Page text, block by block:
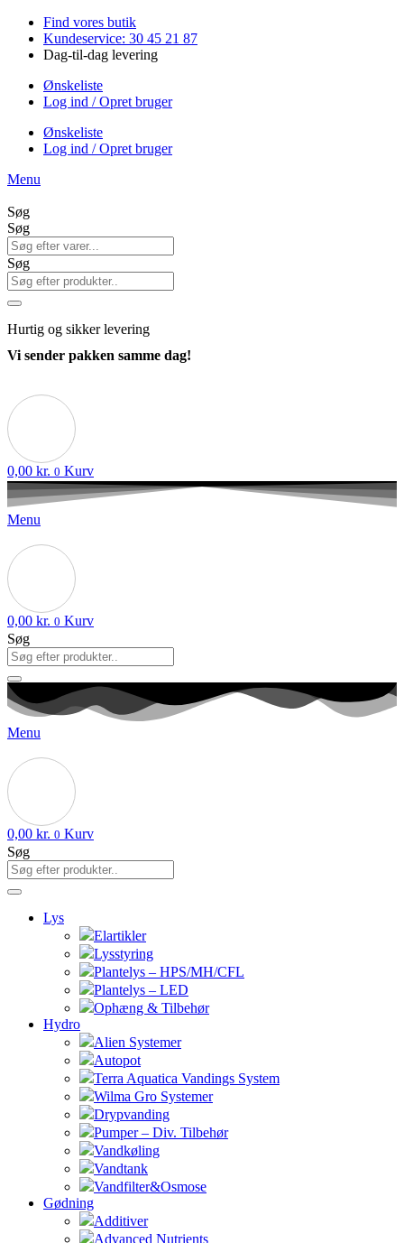
Videre
indhold
Find vores butik
Kundeservice: 30 45 21 87
Dag-til-dag levering
Ønskeliste
Log ind / Opret bruger
Ønskeliste
Log ind / Opret bruger
Menu
Søg
Søg
Søg
Hurtig og sikker levering
Vi sender pakken samme dag!
0,00 kr. 0 Kurv
Menu
0,00 kr. 0 Kurv
Søg
Menu
0,00 kr. 0 Kurv
Søg
Lys
Elartikler
Lysstyring
Plantelys – HPS/MH/CFL
Plantelys – LED
Ophæng & Tilbehør
Hydro
Alien Systemer
Autopot
Terra Aquatica Vandings System
Wilma Gro Systemer
Drypvanding
Pumper – Div. Tilbehør
Vandkøling
Vandtank
Vandfilter&Osmose
Gødning
Additiver
Advanced Nutrients